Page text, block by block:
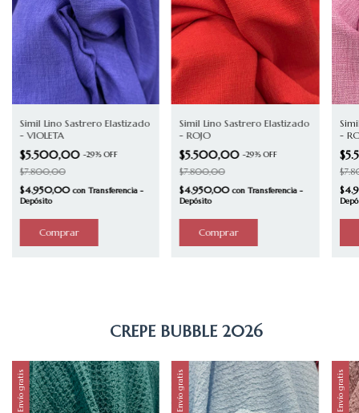
Simil Lino Sastrero Elastizado
- VIOLETA
$5.500,00-29%OFF
$7.800,00
$4.950,00con Transferencia -
Depósito
Simil Lino Sastrero Elastizado
- ROJO
$5.500,00-29%OFF
$7.800,00
$4.950,00con Transferencia -
Depósito
-
CREPE BUBBLE 2026
Envío gratis Envío gratis Envío gratis